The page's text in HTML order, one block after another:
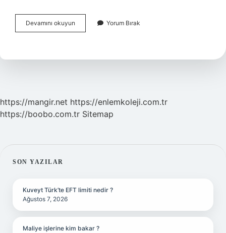
Devamını okuyun
Ve
Nedir
Yorum Bırak
https://mangir.net https://enlemkoleji.com.tr
https://boobo.com.tr Sitemap
SIDEBAR
SON YAZILAR
Kuveyt Türk’te EFT limiti nedir ?
Ağustos 7, 2026
Maliye işlerine kim bakar ?